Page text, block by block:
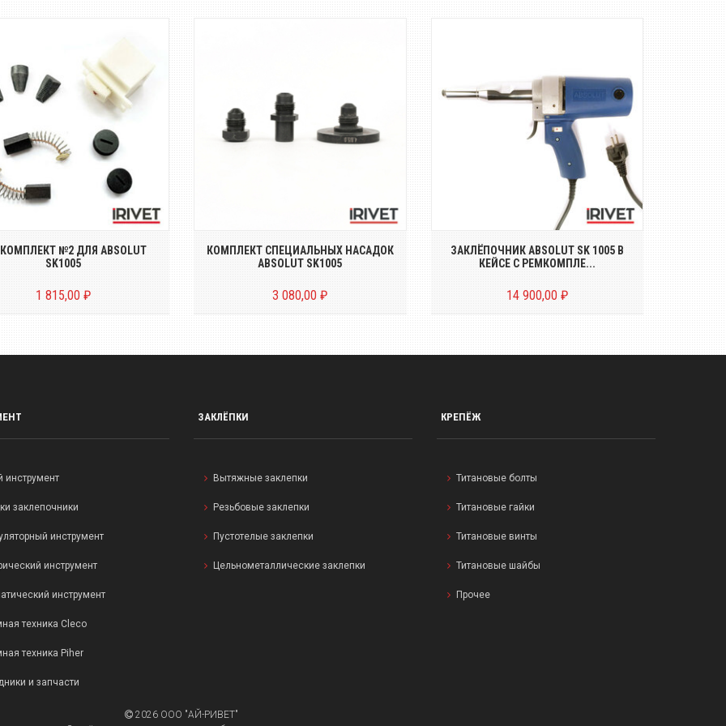
Ремкомплект №2 для
заклёпочника
№2 ДЛЯ ABSOLUT
SK1005
1 815,00 ₽
КОМПЛЕКТ СПЕЦИАЛЬНЫХ НАСАДОК
ABSOLUT SK1005
3 080,00 ₽
Электрозаклёпочник для установки
вытяжных заклёпок диаметром от Ø
ЗАКЛЁПОЧНИК ABSOLUT SK 1005 В
КЕЙСЕ С РЕМКОМПЛЕ...
14 900,00 ₽
инструмент
заклепочники
инструмент
инструмент
инструмент
техника Cleco
техника Piher
и запчасти
ЗАКЛЁПКИ
Вытяжные заклепки
Резьбовые заклепки
Пустотелые заклепки
Цельнометаллические заклепки
КРЕПЁЖ
Титановые болты
Титановые гайки
Титановые винты
Титановые шайбы
Прочее
2026 ООО "АЙ-РИВЕТ"